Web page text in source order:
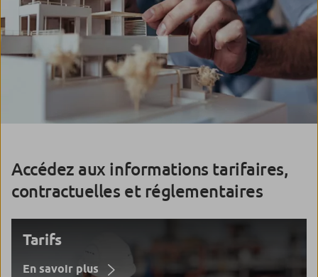
Accédez aux informations tarifaires,
contractuelles et réglementaires
Tarifs
En savoir plus